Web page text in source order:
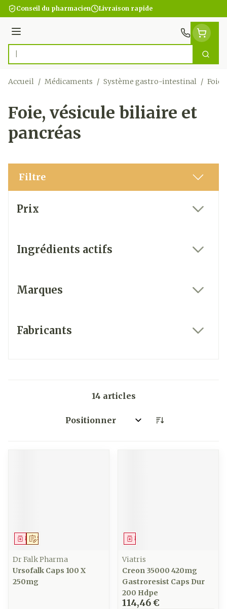
Aller au contenu
Conseil du pharmacien Livraison rapide
Menu
Rechercher
Accueil / Médicaments / Système gastro-intestinal / Foie,
Foie, vésicule biliaire et
pancréas
Filtre
Prix
Ingrédients actifs
Marques
Fabricants
14 articles
Trier par:
Sur prescription
Médicament
Dr Falk Pharma
Ursofalk Caps 100 X
250mg
Médicament
Viatris
Creon 35000 420mg
Gastroresist Caps Dur
200 Hdpe
114,46 €